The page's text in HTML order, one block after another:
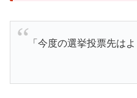
「今度の選挙投票先は